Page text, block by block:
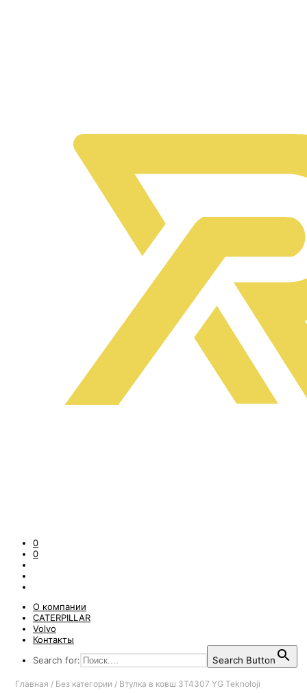
0
0
О компании
CATERPILLAR
Volvo
Контакты
Search for:
Search Button
Главная / Без категории / Втулка в ковш 3T4307 YG Teknoloji